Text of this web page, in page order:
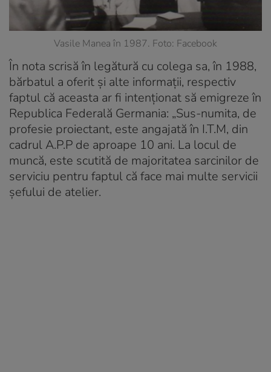
Vasile Manea în 1987. Foto: Facebook
În nota scrisă în legătură cu colega sa, în 1988,
bărbatul a oferit și alte informații, respectiv
faptul că aceasta ar fi intenționat să emigreze în
Republica Federală Germania: „Sus-numita, de
profesie proiectant, este angajată în I.T.M, din
cadrul A.P.P de aproape 10 ani. La locul de
muncă, este scutită de majoritatea sarcinilor de
serviciu pentru faptul că face mai multe servicii
şefului de atelier.